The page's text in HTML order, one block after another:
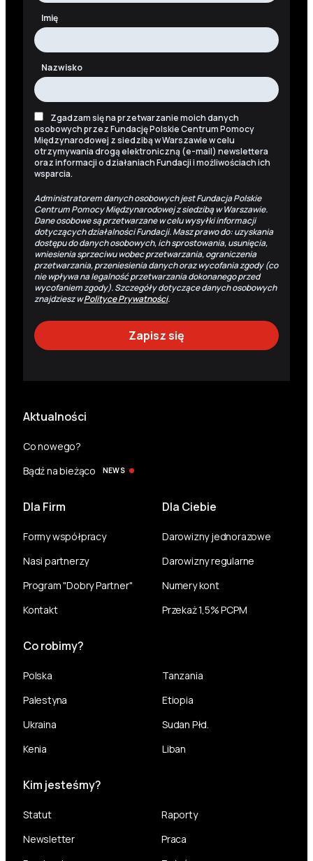
Imię
Nazwisko
Zgadzam się na przetwarzanie moich danych
osobowych przez Fundację Polskie Centrum Pomocy
Międzynarodowej z siedzibą w Warszawie w celu
otrzymywania drogą elektroniczną (e-mail) newslettera
oraz informacji o działaniach Fundacji i możliwościach ich
wsparcia.
Administratorem danych osobowych jest Fundacja Polskie
Centrum Pomocy Międzynarodowej z siedzibą w Warszawie.
Dane osobowe są przetwarzane w celu wysyłki informacji
dotyczących działalności Fundacji. Masz prawo do: uzyskania
dostępu do danych osobowych, ich sprostowania, usunięcia,
wniesienia sprzeciwu wobec przetwarzania, ograniczenia
przetwarzania, przeniesienia danych oraz wycofania zgody (co
nie wpływa na legalność przetwarzania dokonanego przed
wycofaniem zgody). Szczegóły dotyczące danych osobowych
znajdziesz wPolityce Prywatności.
Aktualności
Co nowego?
Bądź na bieżąco
NEWS
Dla Firm
Formy współpracy
Nasi partnerzy
Program "Dobry Partner"
Kontakt
Dla Ciebie
Darowizny jednorazowe
Darowizny regularne
Numery kont
Przekaż 1,5% PCPM
Co robimy?
Polska
Palestyna
Ukraina
Kenia
Tanzania
Etiopia
Sudan Płd.
Liban
Kim jesteśmy?
Statut
Raporty
Newsletter
Praca